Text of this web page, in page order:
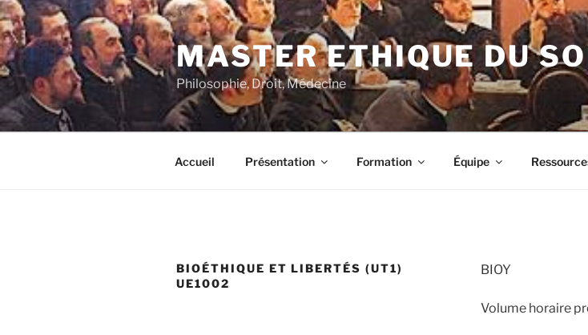
Aller
au
contenu
principal
MASTER ETHIQUE DU
Philosophie, Droit, Médecine
Accueil Présentation Formation Équipe
BIOÉTHIQUE ET LIBERTÉS (UT1)
UE1002
BIOY
Volume horaire